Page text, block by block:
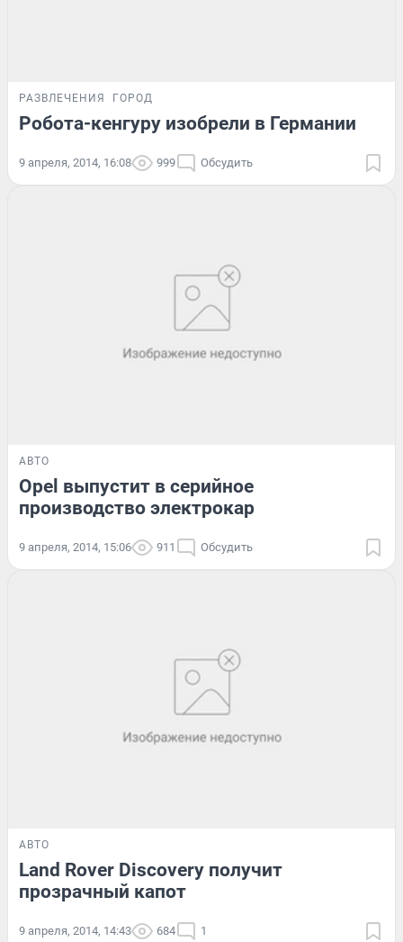
РАЗВЛЕЧЕНИЯ ГОРОД
Робота-кенгуру изобрели в Германии
9 апреля, 2014, 16:08 999 Обсудить
АВТО
Opel выпустит в серийное
производство электрокар
9 апреля, 2014, 15:06 911 Обсудить
АВТО
Land Rover Discovery получит
прозрачный капот
9 апреля, 2014, 14:43 684 1